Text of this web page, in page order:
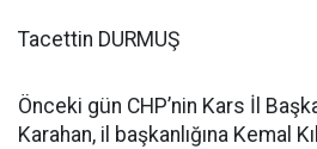
Tacettin DURMUŞ
Önceki gün CHP’nin Kars İl
Karahan, il başkanlığına Kemal